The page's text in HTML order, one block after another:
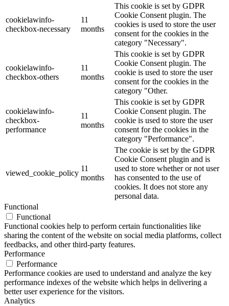
cookielawinfo-
checkbox-necessary
11
months
This cookie is set by GDPR
Cookie Consent plugin. The
cookies is used to store the user
consent for the cookies in the
category "Necessary".
cookielawinfo-
checkbox-others
11
months
This cookie is set by GDPR
Cookie Consent plugin. The
cookie is used to store the user
consent for the cookies in the
category "Other.
cookielawinfo-
checkbox-
performance
11
months
This cookie is set by GDPR
Cookie Consent plugin. The
cookie is used to store the user
consent for the cookies in the
category "Performance".
viewed_cookie_policy
11
months
The cookie is set by the GDPR
Cookie Consent plugin and is
used to store whether or not user
has consented to the use of
cookies. It does not store any
personal data.
Functional
Functional
Functional cookies help to perform certain functionalities like
sharing the content of the website on social media platforms, collect
feedbacks, and other third-party features.
Performance
Performance
Performance cookies are used to understand and analyze the key
performance indexes of the website which helps in delivering a
better user experience for the visitors.
Analytics